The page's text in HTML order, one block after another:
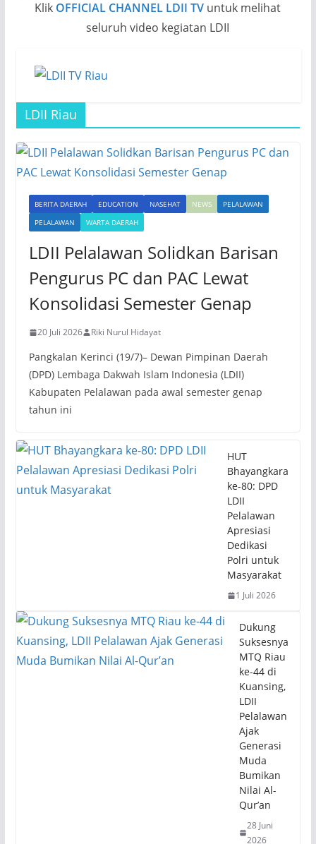
Klik OFFICIAL CHANNEL LDII TV untuk melihat
seluruh video kegiatan LDII
LDII Riau
BERITA DAERAH EDUCATION NASEHAT NEWS
PELALAWAN
PELALAWAN
WARTA DAERAH
LDII Pelalawan Solidkan Barisan
Pengurus PC dan PAC Lewat
Konsolidasi Semester Genap
20 Juli 2026 Riki Nurul Hidayat
Pangkalan Kerinci (19/7)– Dewan Pimpinan Daerah
(DPD) Lembaga Dakwah Islam Indonesia (LDII)
Kabupaten Pelalawan pada awal semester genap
tahun ini
HUT
Bhayangkara
ke-80: DPD
LDII
Pelalawan
Apresiasi
Dedikasi
Polri untuk
Masyarakat
1 Juli 2026
Dukung
Suksesnya
MTQ Riau
ke-44 di
Kuansing,
LDII
Pelalawan
Ajak
Generasi
Muda
Bumikan
Nilai Al-
Qur’an
28 Juni
2026